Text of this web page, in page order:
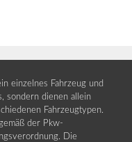
einzelnes Fahrzeug und
sondern dienen allein
Fahrzeugtypen.
der Pkw-
Die